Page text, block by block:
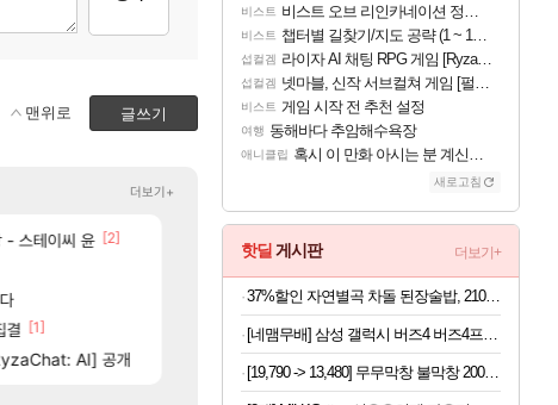
글쓰기
맨위로
ㅋㅋㅋ [45]
보십셔ㅁㅊ
대 축하 Ai짤 [74]
오늘 갑자기 떡상한 팔찌옵션
에마삼 6억컷ㅋㅋㅋ [64]
[벨가르딘] 나이트메어 클리어 TOP10 알려드립니다.
와 ㅁㅊ 컴플뜸ㅋㅋ [64]
더보기+
- 스테이씨 윤 [2]
결 [1]
AI] 공개
섭컬겜 섬란 카구라 개발사 신작 [시노비 넥서스] 연내 출시
아주프로 4컷 만화 | 야간 보초는 너무 힘들어
비스트 챕터별 길찾기/지도 공략 (1 ~ 12장)
리밋제로 테스트 때는 로비에 온라인 기능이 있는데
비스트 비스트 오브 리인카네이션 정보/공략글 모음
비스트 챕터별 길찾기/지도 공략 (1 ~ 12장)
섭컬겜 라이자 AI 채팅 RPG 게임 [RyzaChat: AI] 공개
섭컬겜 넷마블, 신작 서브컬쳐 게임 [펄 인 블루] 티저 사이트 오픈
비스트 게임 시작 전 추천 설정
여행 동해바다 추암해수욕장
애니클립 혹시 이 만화 아시는 분 계신가요
새로고침
핫딜 게시판 더보기+
37%할인 자연별곡 차돌 된장술밥, 210g, 2개 +황태 콩나물 해장국밥, 210g, 2개 + 소고기 미역국밥, 210g, 2개
[19,790 -> 13,480] 무무막창 불막창 200g x 4개